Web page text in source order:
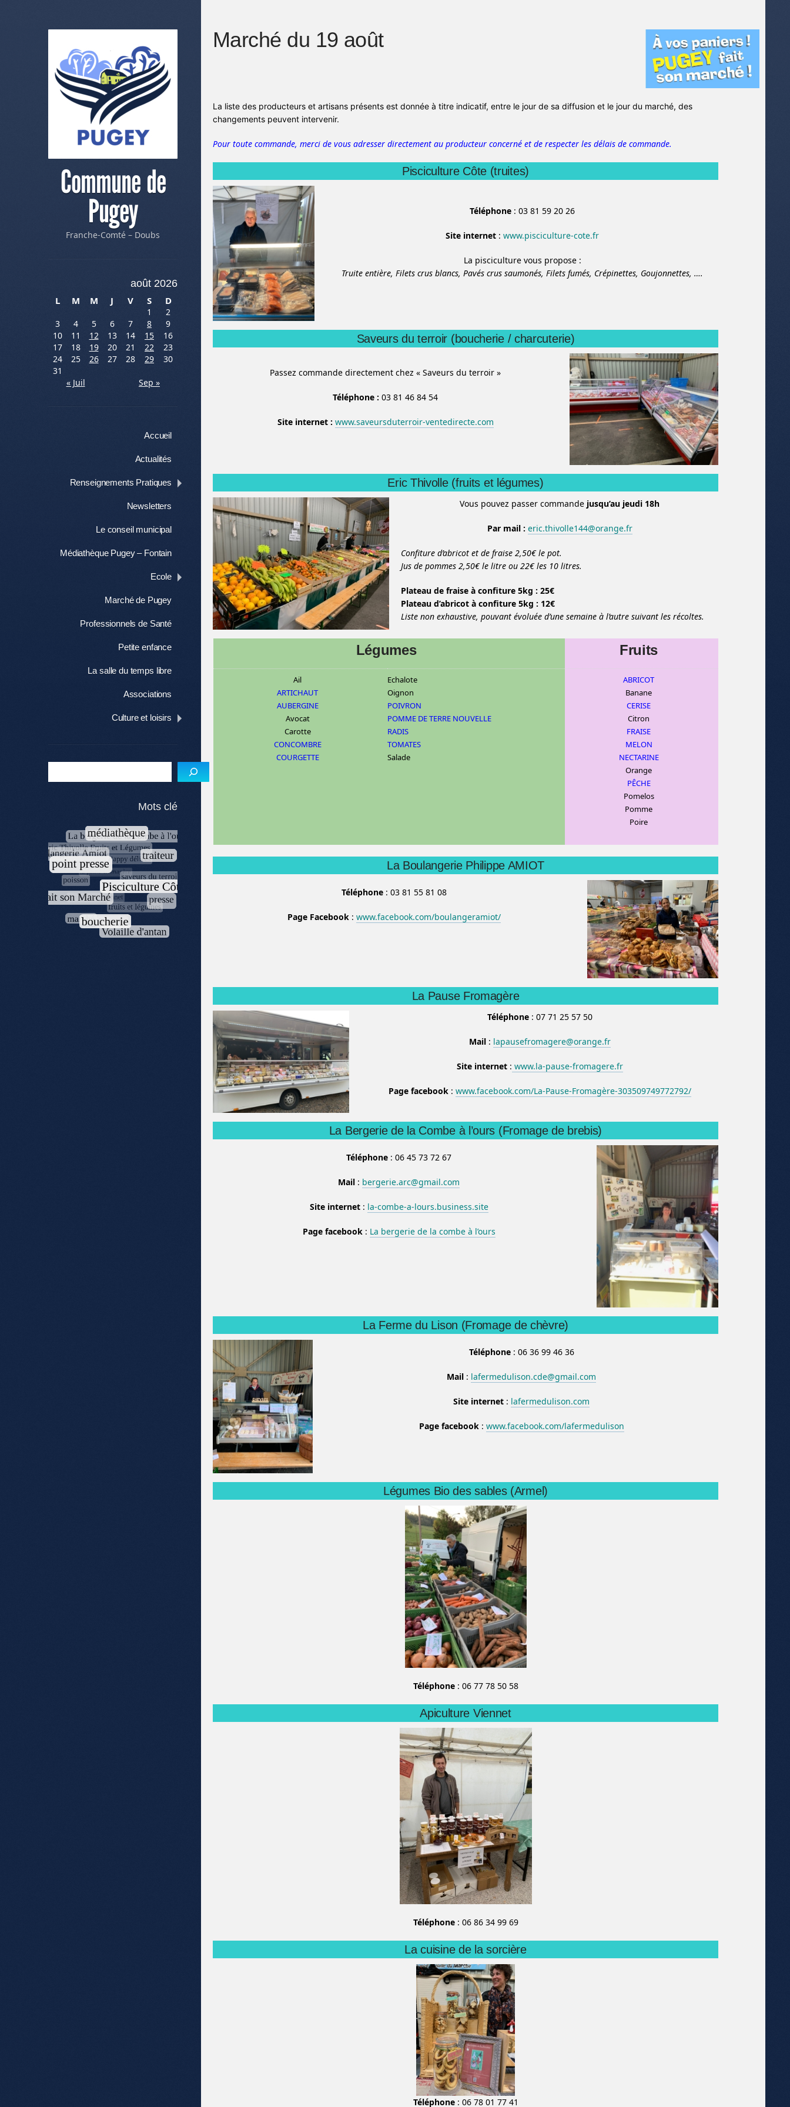
Commune de
Pugey
Franche-Comté – Doubs
août 2026
L
M M J V S D
1
2
3
4 5 6 7 8
9
10
11 12 13 14 15
16
17
18 19 20 21 22
23
24
25 26 27 28 29
30
31
« Juil
Sep »
Accueil
Actualités
Renseignements Pratiques
Newsletters
Le conseil municipal
Médiathèque Pugey – Fontain
Ecole
Marché de Pugey
Professionnels de Santé
Petite enfance
La salle du temps libre
Associations
Culture et loisirs
Marché du 19 août
La liste des producteurs et artisans présents est donnée à titre indicatif, entre le jour de sa diffusion et le jour du marché, des
changements peuvent intervenir.
Pour toute commande, merci de vous adresser directement au producteur concerné et de respecter les délais de commande.
Pisciculture Côte (truites)
Téléphone : 03 81 59 20 26
Site internet : www.pisciculture-cote.fr
La pisciculture vous propose :
Truite entière, Filets crus blancs, Pavés crus saumonés, Filets fumés, Crépinettes, Goujonnettes, ….
Saveurs du terroir (boucherie / charcuterie)
Passez commande directement chez « Saveurs du terroir »
Téléphone : 03 81 46 84 54
Site internet : www.saveursduterroir-ventedirecte.com
Eric Thivolle (fruits et légumes)
Vous pouvez passer commande jusqu’au jeudi 18h
Par mail : eric.thivolle144@orange.fr
Légumes Fruits
Ail
ARTICHAUT
AUBERGINE
Avocat
Carotte
CONCOMBRE
COURGETTE
Echalote
Oignon
POIVRON
POMME DE TERRE NOUVELLE
RADIS
TOMATES
Salade
ABRICOT
Banane
CERISE
Citron
FRAISE
MELON
NECTARINE
Orange
PÊCHE
Pomelos
Pomme
Poire
Confiture d’abricot et de fraise 2,50€ le pot.
Jus de pommes 2,50€ le litre ou 22€ les 10 litres.
Plateau de fraise à confiture 5kg : 25€
Plateau d’abricot à confiture 5kg : 12€
Liste non exhaustive, pouvant évoluée d’une semaine à l’autre suivant les récoltes.
La Boulangerie Philippe AMIOT
Téléphone : 03 81 55 81 08
Page Facebook : www.facebook.com/boulangeramiot/
La Pause Fromagère
Téléphone: 07 71 25 57 50
Mail: lapausefromagere@orange.fr
Site internet: www.la-pause-fromagere.fr
Page facebook: www.facebook.com/La-Pause-Fromagère-303509749772792/
La Bergerie de la Combe à l’ours (Fromage de brebis)
Téléphone : 06 45 73 72 67
Mail : bergerie.arc@gmail.com
Site internet: la-combe-a-lours.business.site
Page facebook: La bergerie de la combe à l’ours
La Ferme du Lison (Fromage de chèvre)
Téléphone: 06 36 99 46 36
Mail : lafermedulison.cde@gmail.com
Site internet : lafermedulison.com
Page facebook: www.facebook.com/lafermedulison
Légumes Bio des sables (Armel)
Téléphone: 06 77 78 50 58
Apiculture Viennet
Téléphone: 06 86 34 99 69
La cuisine de la sorcière
Téléphone: 06 78 01 77 41
Mots clé